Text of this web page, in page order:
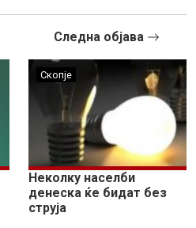
Следна објава
Скопје
Неколку населби
денеска ќе бидат без
струја